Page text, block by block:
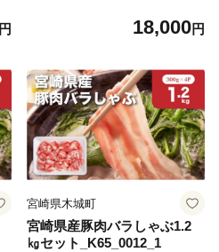
円 18,000円
宮崎県木城町
宮崎県産豚肉バラしゃぶ1.2
㎏セット_K65_0012_1